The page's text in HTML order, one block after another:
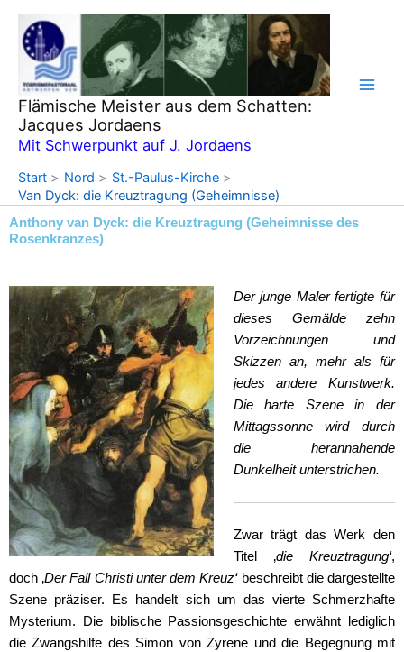
Zum
Inhalt
springen
Flämische Meister aus dem Schatten:
Jacques Jordaens
Mit Schwerpunkt auf J. Jordaens
Start Nord
St.-Paulus-Kirche
Van Dyck: die Kreuztragung (Geheimnisse)
Anthony van Dyck: die Kreuztragung (Geheimnisse des
Rosenkranzes)
Der junge Maler fertigte für
dieses Gemälde zehn
Vorzeichnungen und
Skizzen an, mehr als für
jedes andere Kunstwerk.
Die harte Szene in der
Mittagssonne wird durch
die herannahende
Dunkelheit unterstrichen.
Zwar trägt das Werk den
Titel ‚die Kreuztragung‘,
doch ‚Der Fall Christi unter dem Kreuz‘beschreibt die dargestellte
Szene präziser. Es handelt sich um das vierte Schmerzhafte
Mysterium. Die biblische Passionsgeschichte erwähnt lediglich
die Zwangshilfe des Simon von Zyrene und die Begegnung mit